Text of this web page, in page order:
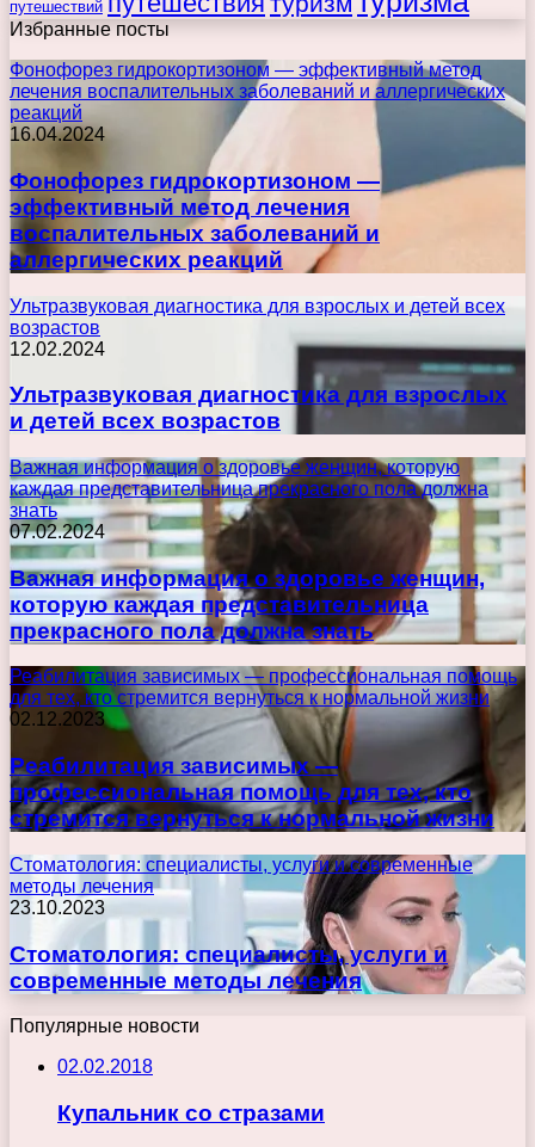
путешествий
Избранные посты
Фонофорез гидрокортизоном — эффективный метод
лечения воспалительных заболеваний и аллергических
реакций
16.04.2024
Фонофорез гидрокортизоном —
эффективный метод лечения
воспалительных заболеваний и
аллергических реакций
Ультразвуковая диагностика для взрослых и детей всех
возрастов
12.02.2024
Ультразвуковая диагностика для взрослых
и детей всех возрастов
Важная информация о здоровье женщин, которую
каждая представительница прекрасного пола должна
знать
07.02.2024
Важная информация о здоровье женщин,
которую каждая представительница
прекрасного пола должна знать
Реабилитация зависимых — профессиональная помощь
для тех, кто стремится вернуться к нормальной жизни
02.12.2023
Реабилитация зависимых —
профессиональная помощь для тех, кто
стремится вернуться к нормальной жизни
Стоматология: специалисты, услуги и современные
методы лечения
23.10.2023
Стоматология: специалисты, услуги и
современные методы лечения
Популярные новости
02.02.2018
Купальник со стразами